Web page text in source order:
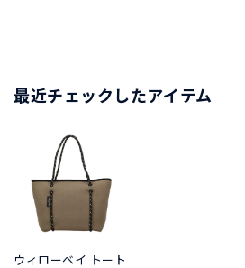
最近チェックしたアイテム
ウィローベイ トート